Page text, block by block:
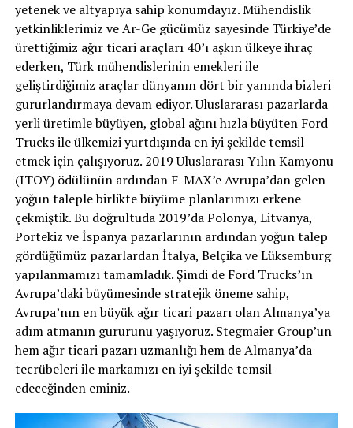
yetenek ve altyapıya sahip konumdayız. Mühendislik
yetkinliklerimiz ve Ar-Ge gücümüz sayesinde Türkiye’de
ürettiğimiz ağır ticari araçları 40’ı aşkın ülkeye ihraç
ederken, Türk mühendislerinin emekleri ile
geliştirdiğimiz araçlar dünyanın dört bir yanında bizleri
gururlandırmaya devam ediyor. Uluslararası pazarlarda
yerli üretimle büyüyen, global ağını hızla büyüten Ford
Trucks ile ülkemizi yurtdışında en iyi şekilde temsil
etmek için çalışıyoruz. 2019 Uluslararası Yılın Kamyonu
(ITOY) ödülünün ardından F-MAX’e Avrupa’dan gelen
yoğun taleple birlikte büyüme planlarımızı erkene
çekmiştik. Bu doğrultuda 2019’da Polonya, Litvanya,
Portekiz ve İspanya pazarlarının ardından yoğun talep
gördüğümüz pazarlardan İtalya, Belçika ve Lüksemburg
yapılanmamızı tamamladık. Şimdi de Ford Trucks’ın
Avrupa’daki büyümesinde stratejik öneme sahip,
Avrupa’nın en büyük ağır ticari pazarı olan Almanya’ya
adım atmanın gururunu yaşıyoruz. Stegmaier Group’un
hem ağır ticari pazarı uzmanlığı hem de Almanya’da
tecrübeleri ile markamızı en iyi şekilde temsil
edeceğinden eminiz.